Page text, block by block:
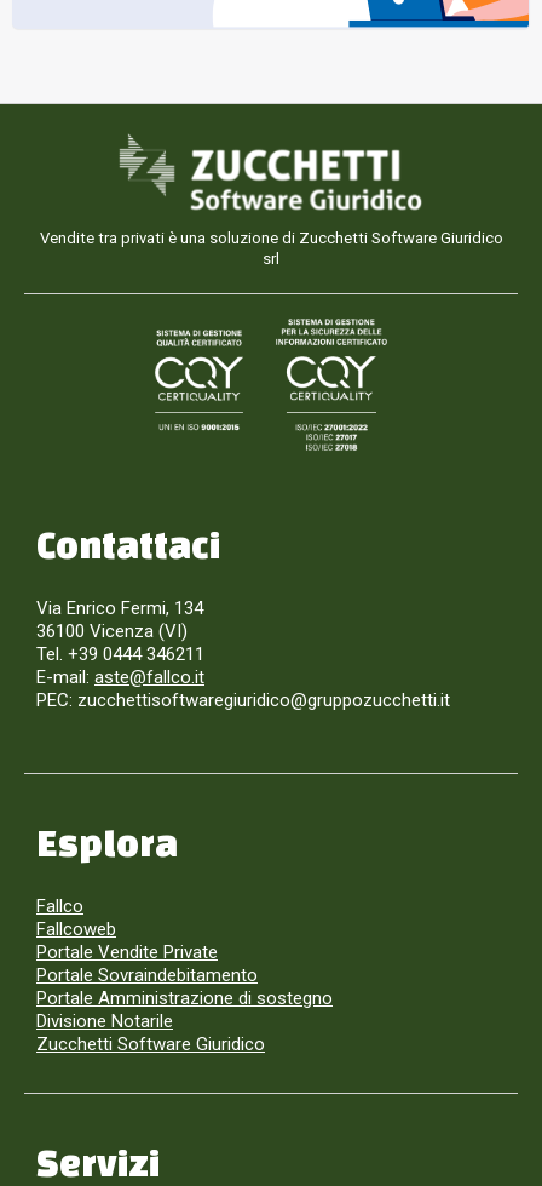
Vendite tra privati è una soluzione di Zucchetti Software Giuridico
srl
Contattaci
Via Enrico Fermi, 134
36100 Vicenza (VI)
Tel. +39 0444 346211
E-mail: aste@fallco.it
PEC: zucchettisoftwaregiuridico@gruppozucchetti.it
Esplora
Fallco
Fallcoweb
Portale Vendite Private
Portale Sovraindebitamento
Portale Amministrazione di sostegno
Divisione Notarile
Zucchetti Software Giuridico
Servizi